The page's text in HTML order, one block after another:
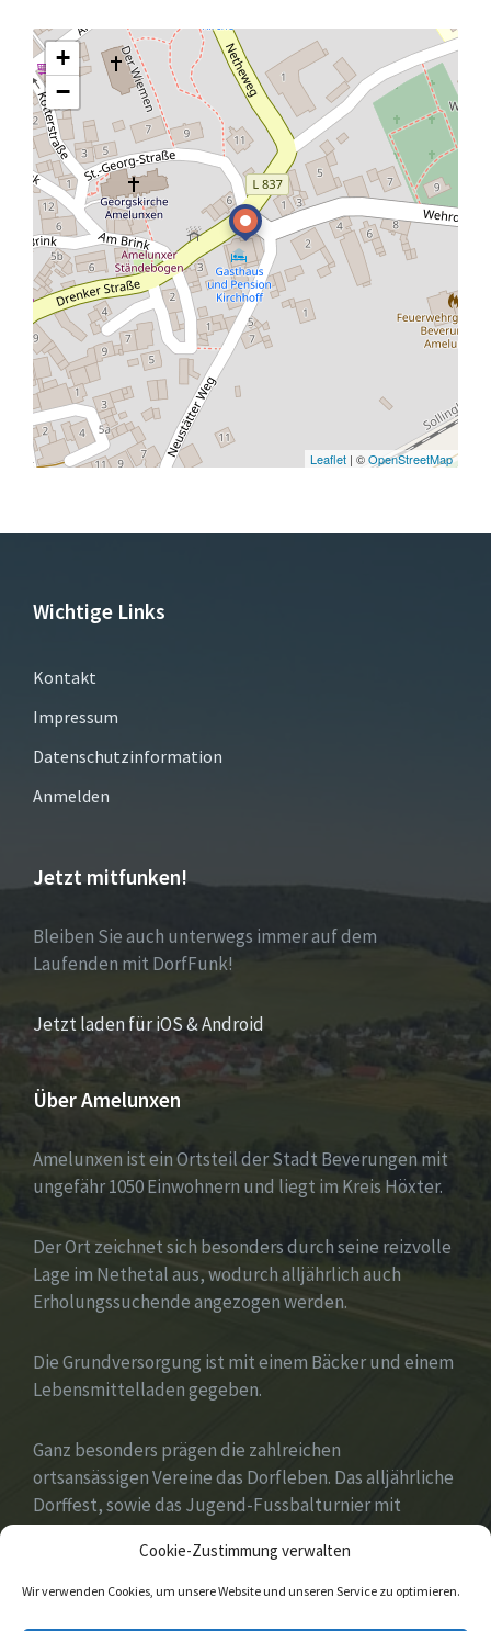
Cookie-Zustimmung verwalten
Wir verwenden Cookies, um unsere Website und unseren Service zu optimieren.
+
−
Leaflet | ©OpenStreetMap
Wichtige Links
Kontakt
Impressum
Datenschutzinformation
Anmelden
Jetzt mitfunken!
Bleiben Sie auch unterwegs immer auf dem
Laufenden mit DorfFunk!
Jetzt laden für iOS & Android
Über Amelunxen
Amelunxen ist ein Ortsteil der Stadt Beverungen mit
ungefähr 1050 Einwohnern und liegt im Kreis Höxter.
Der Ort zeichnet sich besonders durch seine reizvolle
Lage im Nethetal aus, wodurch alljährlich auch
Erholungssuchende angezogen werden.
Die Grundversorgung ist mit einem Bäcker und einem
Lebensmittelladen gegeben.
Ganz besonders prägen die zahlreichen
ortsansässigen Vereine das Dorfleben. Das alljährliche
Dorffest, sowie das Jugend-Fussbalturnier mit
zahlreichen Gastvereinen aus ganz Deutschland
gehören zu den Höhepunkten des Jahres.